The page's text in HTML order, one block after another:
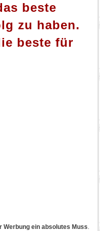
beste
zu haben.
beste für
Werbung ein absolutes Muss.